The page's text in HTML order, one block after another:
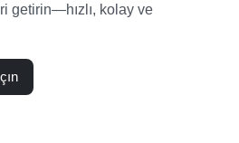
getirin—hızlı, kolay ve